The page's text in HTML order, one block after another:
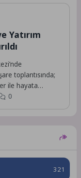
Yatırım
toplantısında;
ile hayata
0
321